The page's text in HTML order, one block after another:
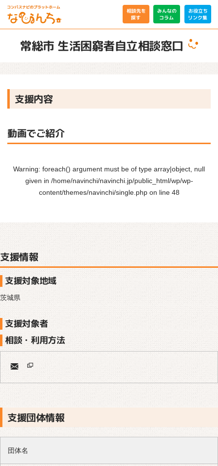
相談先を
探す
みんなの
コラム
お役立ち
リンク集
常総市 生活困窮者自立相談窓口
支援内容
動画でご紹介
Warning: foreach() argument must be of type array|object, null
given in /home/navinchi/navinchi.jp/public_html/wp/wp-
content/themes/navinchi/single.phpon line 48
支援情報
支援対象地域
茨城県
支援対象者
相談・利用方法
支援団体情報
団体名